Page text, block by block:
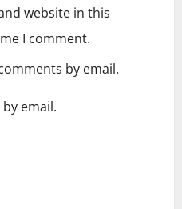
website in this
I comment.
by email.
email.